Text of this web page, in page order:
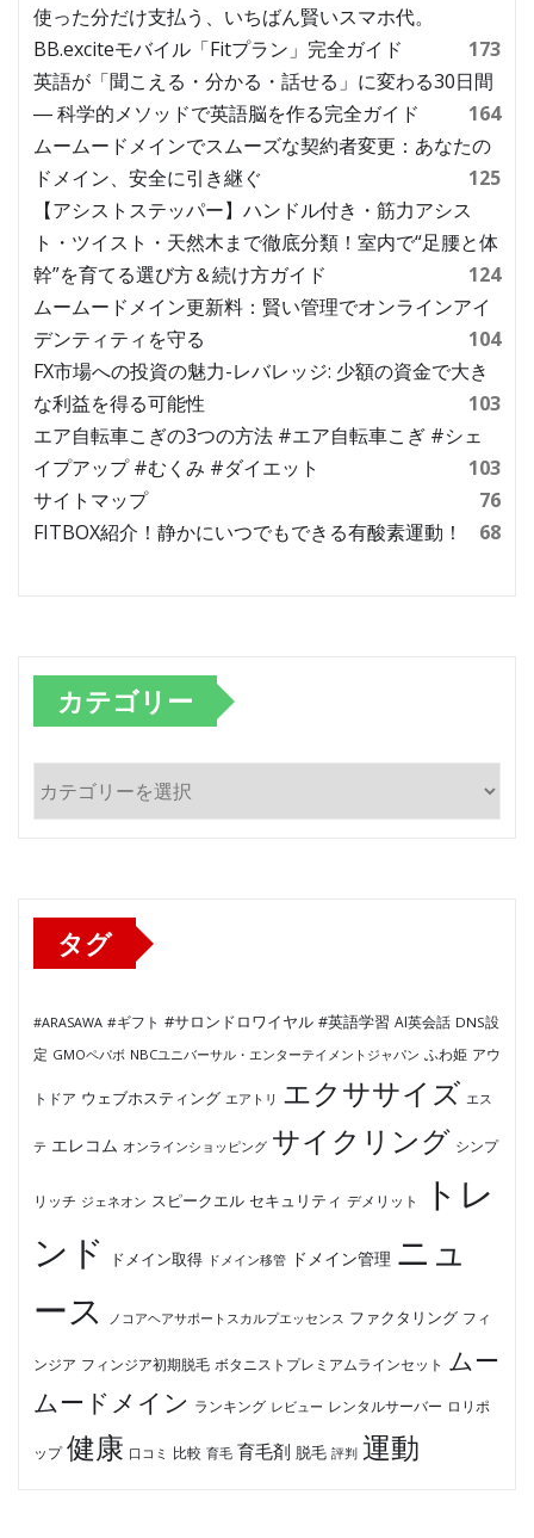
使った分だけ支払う、いちばん賢いスマホ代。
BB.exciteモバイル「Fitプラン」完全ガイド
173
英語が「聞こえる・分かる・話せる」に変わる30日間
― 科学的メソッドで英語脳を作る完全ガイド
164
ムームードメインでスムーズな契約者変更：あなたの
ドメイン、安全に引き継ぐ
125
【アシストステッパー】ハンドル付き・筋力アシス
ト・ツイスト・天然木まで徹底分類！室内で“足腰と体
幹”を育てる選び方＆続け方ガイド
124
ムームードメイン更新料：賢い管理でオンラインアイ
デンティティを守る
104
FX市場への投資の魅力-レバレッジ: 少額の資金で大き
な利益を得る可能性
103
エア自転車こぎの3つの方法 #エア自転車こぎ #シェ
イプアップ #むくみ #ダイエット
103
サイトマップ
76
FITBOX紹介！静かにいつでもできる有酸素運動！
68
カテゴリー
テ
タグ
#ARASAWA #ギフト #サロンドロワイヤル #英語学習 AI英会話 DNS設
定 GMOペパボ NBCユニバーサル・エンターテイメントジャパン ふわ姫 アウ
トドア ウェブホスティング エアトリ エクササイズ エス
テ エレコム オンラインショッピング サイクリング シンプ
リッチ ジェネオン スピークエル セキュリティ デメリット
トレ
ンド
ドメイン取得 ドメイン移管 ドメイン管理 ニュ
ース
ノコアヘアサポートスカルプエッセンス ファクタリング フィ
ンジア フィンジア初期脱毛 ボタニストプレミアムラインセット ムー
ムードメイン ランキング レビュー レンタルサーバー ロリポ
ップ 健康 口コミ 比較 育毛 育毛剤 脱毛 評判 運動